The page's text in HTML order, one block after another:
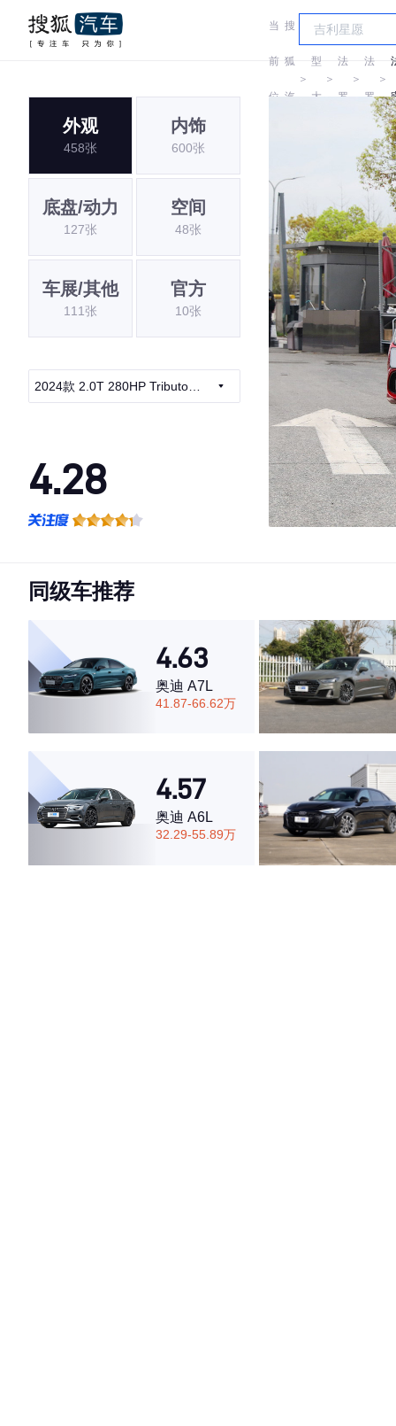
当
前
位
搜
狐
汽
＞
车
型
大
＞
尔
法
罗
＞
法
罗
欧
＞
外观
458张
内饰
600张
底盘/动力
127张
空间
48张
车展/其他
111张
官方
10张
2024款 2.0T 280HP Tributo
4.28
·空间表现一般，低于99%同级车
同级车推荐
4.63
奥迪 A7L
41.87-66.62万
4.57
奥迪 A6L
32.29-55.89万